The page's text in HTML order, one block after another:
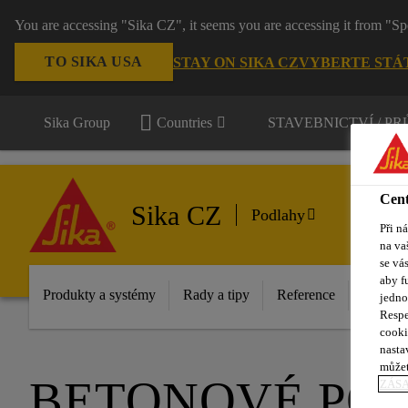
You are accessing "Sika CZ", it seems you are accessing it from
TO SIKA USA STAY ON SIKA CZVYBERTE
Sika Group Countries STAVEBNICTVÍ /
Sika CZ Podlahy
Produkty a systémy Rady a tipy Reference
Při
na
se
aby